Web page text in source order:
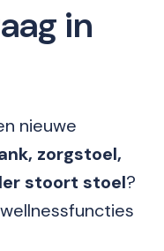
in
nieuwe
zorgstoel,
stoort stoel?